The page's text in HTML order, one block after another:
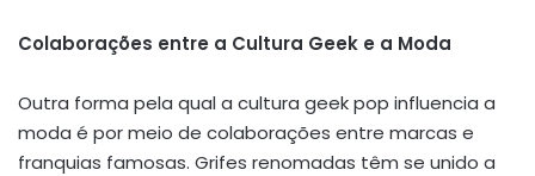
Colaborações entre a Cultura Geek e a Moda
Outra forma pela qual a cultura geek pop influencia a
moda é por meio de colaborações entre marcas e
franquias famosas. Grifes renomadas têm se unido a